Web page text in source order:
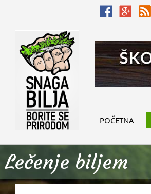
POČETNA
Lečenje biljem